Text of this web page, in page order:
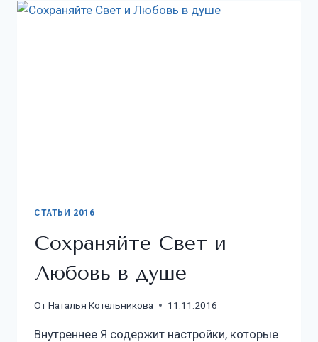
СТАТЬИ 2016
Сохраняйте Свет и
Любовь в душе
ОтНаталья Котельникова 11.11.2016
Внутреннее Я содержит настройки, которые